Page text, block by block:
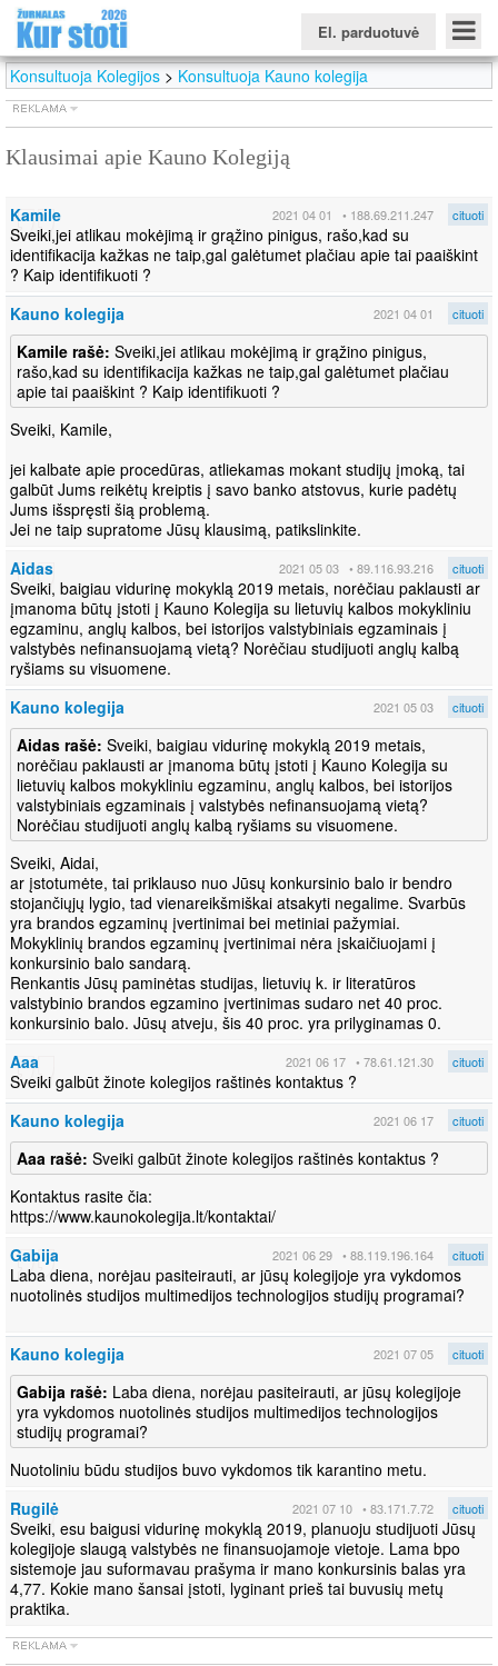
El. parduotuvė
Testai
Universitetų sritis
Kolegijų sritis
Profesinių mokyklų sritis
Konsultuoja Kolegijos > Konsultuoja Kauno kolegija
Klausimai apie Kauno Kolegiją
Kamile 2021 04 01 • 188.69.211.247 cituoti
Sveiki,jei atlikau mokėjimą ir grąžino pinigus, rašo,kad su
identifikacija kažkas ne taip,gal galėtumet plačiau apie tai paaiškint
? Kaip identifikuoti ?
Kauno kolegija
2021 04 01 cituoti
Kamile rašė: Sveiki,jei atlikau mokėjimą ir grąžino pinigus,
rašo,kad su identifikacija kažkas ne taip,gal galėtumet plačiau
apie tai paaiškint ? Kaip identifikuoti ?
Sveiki, Kamile,
jei kalbate apie procedūras, atliekamas mokant studijų įmoką, tai
galbūt Jums reikėtų kreiptis į savo banko atstovus, kurie padėtų
Jums išspręsti šią problemą.
Jei ne taip supratome Jūsų klausimą, patikslinkite.
Aidas
2021 05 03 • 89.116.93.216 cituoti
Sveiki, baigiau vidurinę mokyklą 2019 metais, norėčiau paklausti ar
įmanoma būtų įstoti į Kauno Kolegija su lietuvių kalbos mokykliniu
egzaminu, anglų kalbos, bei istorijos valstybiniais egzaminais į
valstybės nefinansuojamą vietą? Norėčiau studijuoti anglų kalbą
ryšiams su visuomene.
Kauno kolegija
2021 05 03 cituoti
Aidas rašė: Sveiki, baigiau vidurinę mokyklą 2019 metais,
norėčiau paklausti ar įmanoma būtų įstoti į Kauno Kolegija su
lietuvių kalbos mokykliniu egzaminu, anglų kalbos, bei istorijos
valstybiniais egzaminais į valstybės nefinansuojamą vietą?
Norėčiau studijuoti anglų kalbą ryšiams su visuomene.
Sveiki, Aidai,
ar įstotumėte, tai priklauso nuo Jūsų konkursinio balo ir bendro
stojančiųjų lygio, tad vienareikšmiškai atsakyti negalime. Svarbūs
yra brandos egzaminų įvertinimai bei metiniai pažymiai.
Mokyklinių brandos egzaminų įvertinimai nėra įskaičiuojami į
konkursinio balo sandarą.
Renkantis Jūsų paminėtas studijas, lietuvių k. ir literatūros
valstybinio brandos egzamino įvertinimas sudaro net 40 proc.
konkursinio balo. Jūsų atveju, šis 40 proc. yra prilyginamas 0.
Aaa
2021 06 17 • 78.61.121.30 cituoti
Sveiki galbūt žinote kolegijos raštinės kontaktus ?
Kauno kolegija
2021 06 17 cituoti
Aaa rašė: Sveiki galbūt žinote kolegijos raštinės kontaktus ?
Kontaktus rasite čia:
https://www.kaunokolegija.lt/kontaktai/
Gabija
2021 06 29 • 88.119.196.164 cituoti
Laba diena, norėjau pasiteirauti, ar jūsų kolegijoje yra vykdomos
nuotolinės studijos multimedijos technologijos studijų programai?
Kauno kolegija 2021 07 05 cituoti
Gabija rašė: Laba diena, norėjau pasiteirauti, ar jūsų kolegijoje
yra vykdomos nuotolinės studijos multimedijos technologijos
studijų programai?
Nuotoliniu būdu studijos buvo vykdomos tik karantino metu.
Rugilė
2021 07 10 • 83.171.7.72 cituoti
Sveiki, esu baigusi vidurinę mokyklą 2019, planuoju studijuoti Jūsų
kolegijoje slaugą valstybės ne finansuojamoje vietoje. Lama bpo
sistemoje jau suformavau prašyma ir mano konkursinis balas yra
4,77. Kokie mano šansai įstoti, lyginant prieš tai buvusių metų
praktika.